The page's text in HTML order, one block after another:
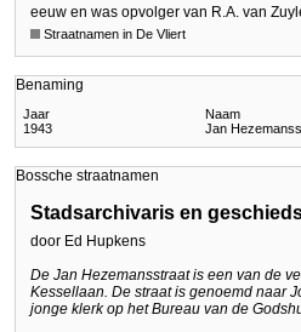
eeuw en was opvolger van R.A. van
Straatnamen in De Vliert
Benaming
Jaar Naam
1943
Jan
Bossche straatnamen
Stadsarchivaris en
door Ed Hupkens
De Jan Hezemansstraat is een van de
Kessellaan. De straat is genoemd naar
jonge klerk op het Bureau van de